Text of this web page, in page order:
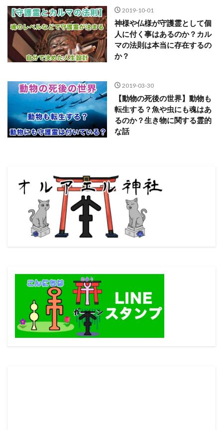
2019-10-01
神様や仏様が守護霊として個
人に付く事はあるのか？カル
マの法則は本当に存在するの
か？
2019-03-30
【動物の死後の世界】動物も
転生する？魚や虫にも魂はあ
るのか？生き物に関する霊的
な話